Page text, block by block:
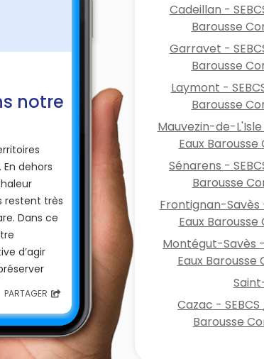
notre
dehors
restent très
Dans ce
d’agir
par
vous
de bon
PARTAGER
Cadeillan -
Barousse
Garravet -
Barousse
Laymont -
Barousse
Mauvezin-de-L'Isle
Eaux
Sénarens -
Barousse
Frontignan-Savès
Eaux
Montégut-Savès -
Eaux Barousse
Cazac -
Barousse